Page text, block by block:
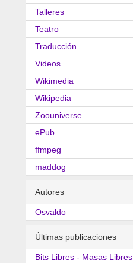
Talleres
Teatro
Traducción
Videos
Wikimedia
Wikipedia
Zoouniverse
ePub
ffmpeg
maddog
Autores
Osvaldo
Últimas publicaciones
Bits Libres - Masas Libres